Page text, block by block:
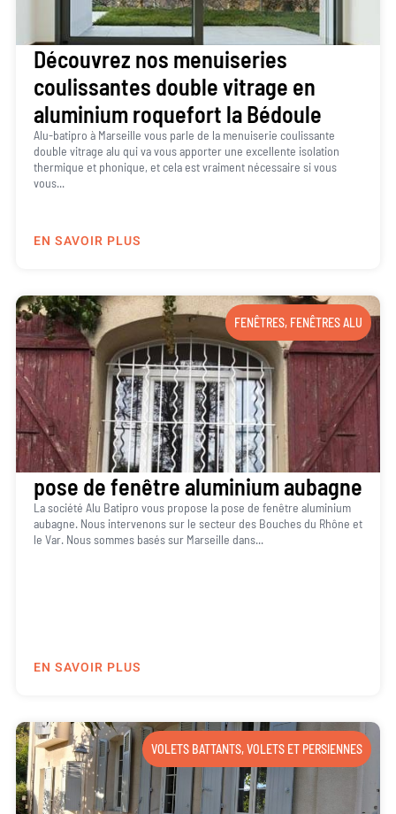
Découvrez nos menuiseries
coulissantes double vitrage en
aluminium roquefort la Bédoule
Alu-batipro à Marseille vous parle de la menuiserie coulissante
double vitrage alu qui va vous apporter une excellente isolation
thermique et phonique, et cela est vraiment nécessaire si vous
vous...
EN SAVOIR PLUS
FENÊTRES, FENÊTRES ALU
pose de fenêtre aluminium aubagne
La société Alu Batipro vous propose la pose de fenêtre aluminium
aubagne. Nous intervenons sur le secteur des Bouches du Rhône et
le Var. Nous sommes basés sur Marseille dans...
EN SAVOIR PLUS
VOLETS BATTANTS,VOLETS ET PERSIENNES